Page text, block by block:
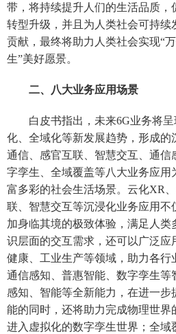
带，将持续提升人们的生活品质，
转型升级，并且为人类社会可持续
贡献，最终将助力人类社会实现“
生”美好愿景。
二、八大业务应用场景
白皮书指出，未来6G业务将呈
化、全域化等新发展趋势，形成的
通信、感官互联、智慧交互、通信
字孪生、全域覆盖等八大业务应用
富多彩的社会生活场景。云化XR
联、智慧交互等沉浸化业务应用不
加身临其境的极致体验，满足人类
识层面的交互需求，还可以广泛应
健康、工业生产等领域，助力各行
通信感知、普惠智能、数字孪生等
感知、智能等全新能力，在进一步
能的同时，还将助力完成物理世界
进入虚拟化的数字孪生世界；全域